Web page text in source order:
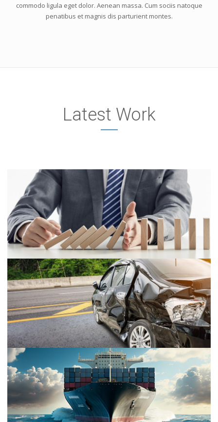
commodo ligula eget dolor. Aenean massa. Cum sociis natoque
penatibus et magnis dis parturient montes.
Latest Work